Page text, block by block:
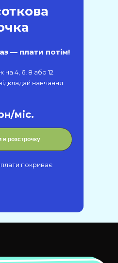
на 4, 6, 8 або 12
навчання.
міс.
в розстрочку
— плати потім!
покриває